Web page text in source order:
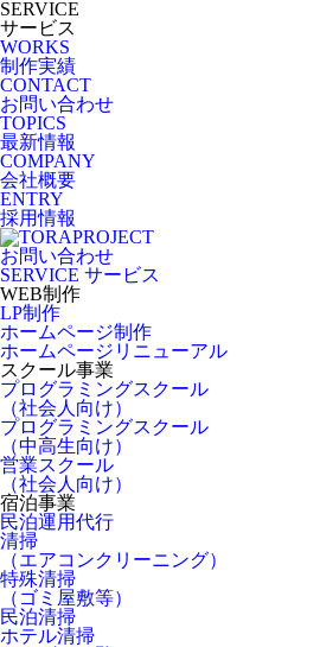
SERVICE
サービス
WORKS
制作実績
CONTACT
お問い合わせ
TOPICS
最新情報
COMPANY
会社概要
ENTRY
採用情報
お問い合わせ
SERVICE サービス
WEB制作
LP制作
ホームページ制作
ホームページリニューアル
スクール事業
プログラミングスクール
（社会人向け）
プログラミングスクール
（中高生向け）
営業スクール
（社会人向け）
宿泊事業
民泊運用代行
清掃
（エアコンクリーニング）
特殊清掃
（ゴミ屋敷等）
民泊清掃
ホテル清掃